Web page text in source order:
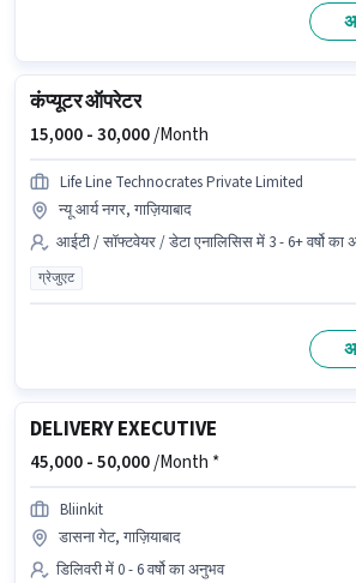
कंप्यूटर ऑपरेटर
15,000 -30,000/Month
Life Line Technocrates Private Limited
न्यू आर्य नगर, गाज़ियाबाद
आईटी / सॉफ्टवेयर / डेटा एनालिसिस में 3 - 6+ वर्षो का
ग्रेजुएट
DELIVERY EXECUTIVE
45,000 -50,000/Month *
Bliinkit
डासना गेट, गाज़ियाबाद
डिलिवरी में 0 - 6 वर्षो का अनुभव